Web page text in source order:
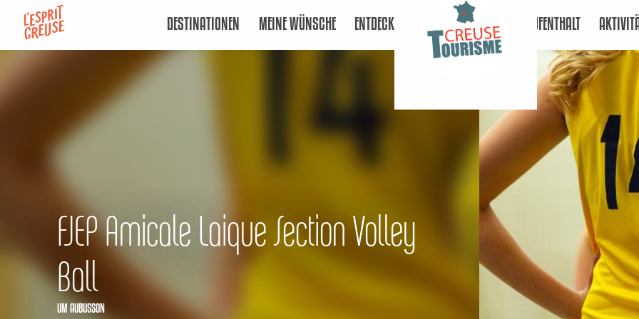
contenu
DESTINATIONEN MEINE WÜNSCHE ENTDECKEN AUFENTHALT
FJEP Amicale Laique Section Volley
Ball
UM AUBUSSON